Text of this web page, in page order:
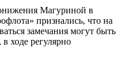
Магуриной в
признались, что на
замечания могут быть
ходе регулярно